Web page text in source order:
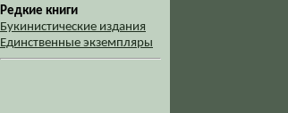
Редкие книги
Букинистические издания
Единственные экземпляры